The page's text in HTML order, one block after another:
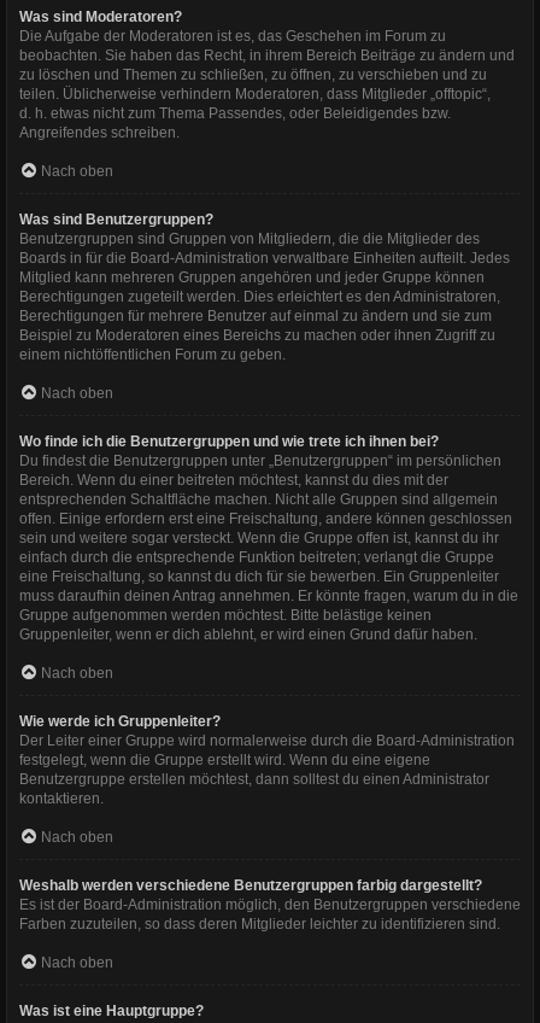
Was sind Moderatoren?
Die Aufgabe der Moderatoren ist es, das Geschehen im Forum zu
beobachten. Sie haben das Recht, in ihrem Bereich Beiträge zu ändern und
zu löschen und Themen zu schließen, zu öffnen, zu verschieben und zu
teilen. Üblicherweise verhindern Moderatoren, dass Mitglieder „offtopic“,
d. h. etwas nicht zum Thema Passendes, oder Beleidigendes bzw.
Angreifendes schreiben.
Nach oben
Was sind Benutzergruppen?
Benutzergruppen sind Gruppen von Mitgliedern, die die Mitglieder des
Boards in für die Board-Administration verwaltbare Einheiten aufteilt. Jedes
Mitglied kann mehreren Gruppen angehören und jeder Gruppe können
Berechtigungen zugeteilt werden. Dies erleichtert es den Administratoren,
Berechtigungen für mehrere Benutzer auf einmal zu ändern und sie zum
Beispiel zu Moderatoren eines Bereichs zu machen oder ihnen Zugriff zu
einem nichtöffentlichen Forum zu geben.
Nach oben
Wo finde ich die Benutzergruppen und wie trete ich ihnen bei?
Du findest die Benutzergruppen unter „Benutzergruppen“ im persönlichen
Bereich. Wenn du einer beitreten möchtest, kannst du dies mit der
entsprechenden Schaltfläche machen. Nicht alle Gruppen sind allgemein
offen. Einige erfordern erst eine Freischaltung, andere können geschlossen
sein und weitere sogar versteckt. Wenn die Gruppe offen ist, kannst du ihr
einfach durch die entsprechende Funktion beitreten; verlangt die Gruppe
eine Freischaltung, so kannst du dich für sie bewerben. Ein Gruppenleiter
muss daraufhin deinen Antrag annehmen. Er könnte fragen, warum du in die
Gruppe aufgenommen werden möchtest. Bitte belästige keinen
Gruppenleiter, wenn er dich ablehnt, er wird einen Grund dafür haben.
Nach oben
Wie werde ich Gruppenleiter?
Der Leiter einer Gruppe wird normalerweise durch die Board-Administration
festgelegt, wenn die Gruppe erstellt wird. Wenn du eine eigene
Benutzergruppe erstellen möchtest, dann solltest du einen Administrator
kontaktieren.
Nach oben
Weshalb werden verschiedene Benutzergruppen farbig dargestellt?
Es ist der Board-Administration möglich, den Benutzergruppen verschiedene
Farben zuzuteilen, so dass deren Mitglieder leichter zu identifizieren sind.
Nach oben
Was ist eine Hauptgruppe?